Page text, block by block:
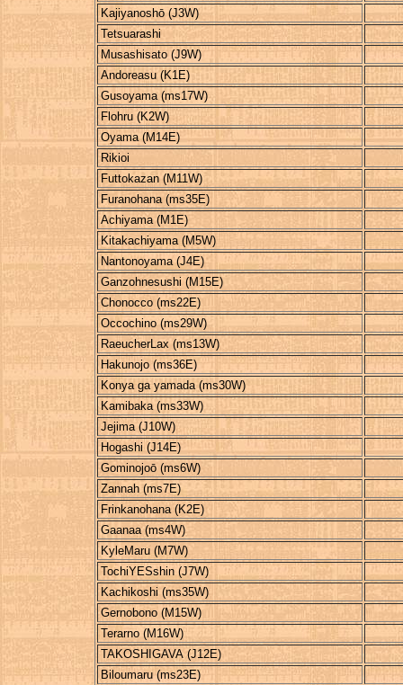
Kajiyanoshō (J3W)
Tetsuarashi
Musashisato (J9W)
Andoreasu (K1E)
Gusoyama (ms17W)
Flohru (K2W)
Oyama (M14E)
Rikioi
Futtokazan (M11W)
Furanohana (ms35E)
Achiyama (M1E)
Kitakachiyama (M5W)
Nantonoyama (J4E)
Ganzohnesushi (M15E)
Chonocco (ms22E)
Occochino (ms29W)
RaeucherLax (ms13W)
Hakunojo (ms36E)
Konya ga yamada (ms30W)
Kamibaka (ms33W)
Jejima (J10W)
Hogashi (J14E)
Gominojoō (ms6W)
Zannah (ms7E)
Frinkanohana (K2E)
Gaanaa (ms4W)
KyleMaru (M7W)
TochiYESshin (J7W)
Kachikoshi (ms35W)
Gernobono (M15W)
Terarno (M16W)
TAKOSHIGAVA (J12E)
Biloumaru (ms23E)